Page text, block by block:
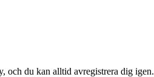
och du kan alltid avregistrera dig igen.